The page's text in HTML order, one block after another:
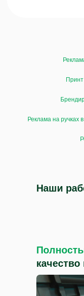
Реклама на ручках
Наши